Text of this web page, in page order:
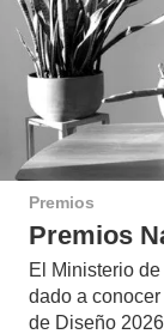
Premios
Premios
El Ministerio
dado a
de Diseño